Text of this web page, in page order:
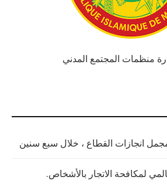
منظمات المجتمع المدني
انجازات القطاع ، خلال سبع سنين
لمكافحة الاتجار بالأشخاص.